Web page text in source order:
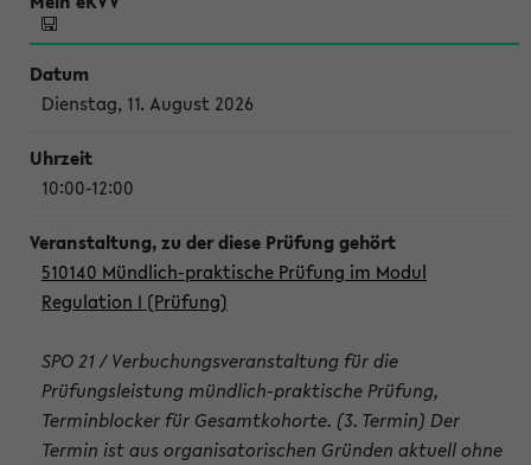
Dienstag, 11. August 2026
10:00-12:00
510140 Mündlich-praktische Prüfung im Modul
Regulation I (Prüfung)
SPO 21 / Verbuchungsveranstaltung für die
Prüfungsleistung mündlich-praktische Prüfung,
Terminblocker für Gesamtkohorte. (3. Termin) Der
Termin ist aus organisatorischen Gründen aktuell ohne